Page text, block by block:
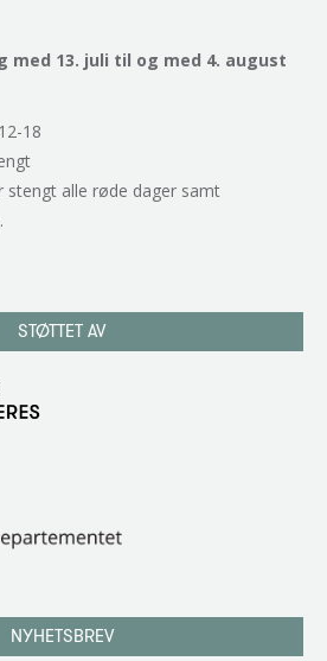
med 13. juli til og med 4. august
18
stengt alle røde dager samt
STØTTET AV
NYHETSBREV